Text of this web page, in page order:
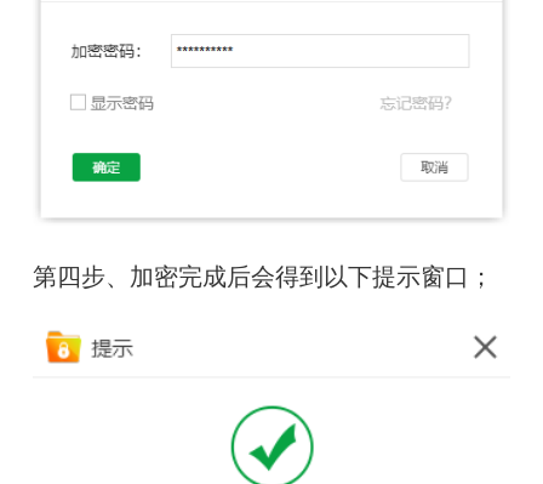
第四步、加密完成后会得到以下提示窗口；